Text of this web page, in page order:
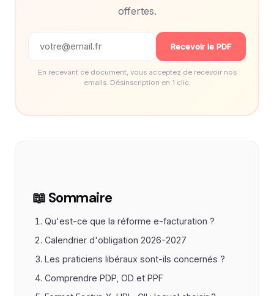
offertes.
Recevoir le PDF
En recevant ce document, vous acceptez de recevoir nos
emails. Désinscription en 1 clic.
📖 Sommaire
Qu'est-ce que la réforme e-facturation ?
Calendrier d'obligation 2026-2027
Les praticiens libéraux sont-ils concernés ?
Comprendre PDP, OD et PPF